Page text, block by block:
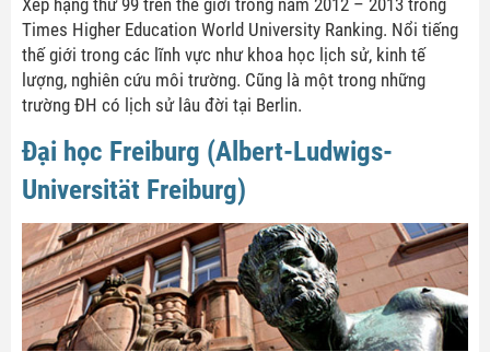
Xếp hạng thứ 99 trên thế giới trong năm 2012 – 2013 trong
Times Higher Education World University Ranking. Nổi tiếng
thế giới trong các lĩnh vực như khoa học lịch sử, kinh tế
lượng, nghiên cứu môi trường. Cũng là một trong những
trường ĐH có lịch sử lâu đời tại Berlin.
Đại học Freiburg (Albert-Ludwigs-
Universität Freiburg)